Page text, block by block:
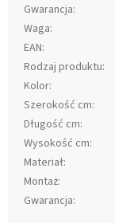
Gwarancja:
Waga:
EAN:
Rodzaj produktu:
Kolor:
Szerokość cm:
Długość cm:
Wysokość cm:
Materiał:
Montaż:
Gwarancja: